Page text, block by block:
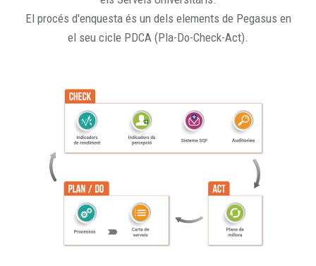
El procés d'enquesta és un dels elements de Pegasus en
el seu cicle PDCA (Pla-Do-Check-Act).